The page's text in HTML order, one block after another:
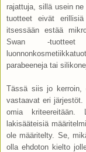
rajattuja, sillä usein
tuotteet eivät
itsessään estää
Swan -tuotteet
parabeeneja tai
Tässä siis jo kerroin,
vastaavat eri
omia kriteereitään.
lakisääteisiä
ole määritelty. Se,
olla ehdoton kielto